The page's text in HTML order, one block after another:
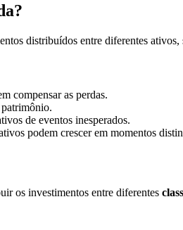
distribuídos entre diferentes
compensar as perdas.
de eventos inesperados.
podem crescer em momentos
os investimentos entre diferentes